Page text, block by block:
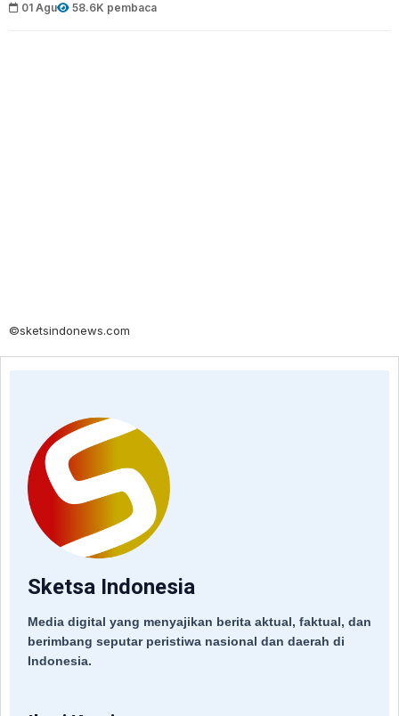
01 Agu 58.6K pembaca
©sketsindonews.com
Sketsa Indonesia
Media digital yang menyajikan berita aktual, faktual, dan
berimbang seputar peristiwa nasional dan daerah di
Indonesia.